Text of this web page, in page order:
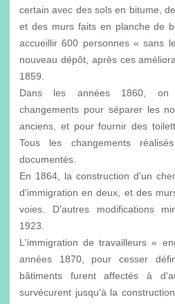
certain avec des sols en bitume,
et des murs faits en planche de
accueillir 600 personnes « sans
nouveau dépôt, après ces
1859.
Dans les années 1860, on
changements pour séparer les
anciens, et pour fournir des
Tous les changements
documentés.
En 1864, la construction d'un
d'immigration en deux, et des
voies. D'autres modifications
1923.
L'immigration de travailleurs «
années 1870, pour cesser
bâtiments furent affectés à
survécurent jusqu'à la